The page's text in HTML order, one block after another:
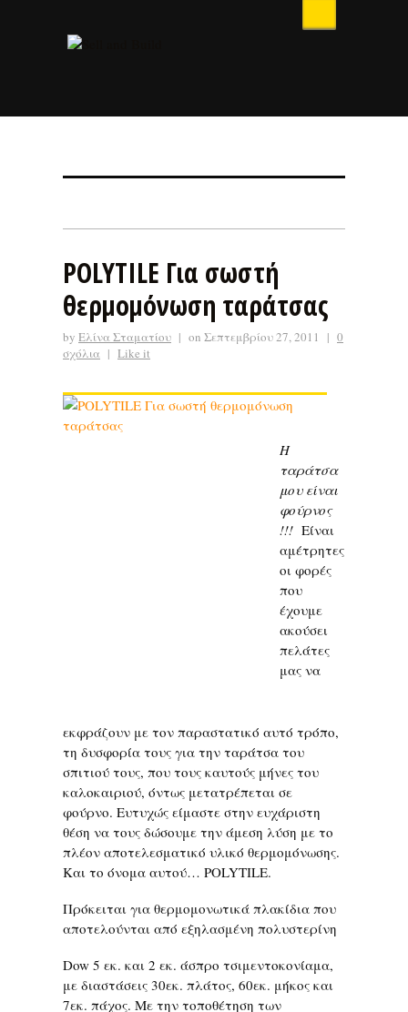
POLYTILE Για σωστή
θερμομόνωση ταράτσας
by Ελίνα Σταματίου | on Σεπτεμβρίου 27, 2011 | 0
σχόλια | Like it
Η
ταράτσα
μου είναι
φούρνος
!!! Είναι
αμέτρητες
οι φορές
που
έχουμε
ακούσει
πελάτες
μας να
εκφράζουν με τον παραστατικό αυτό τρόπο,
τη δυσφορία τους για την ταράτσα του
σπιτιού τους, που τους καυτούς μήνες του
καλοκαιριού, όντως μετατρέπεται σε
φούρνο. Ευτυχώς είμαστε στην ευχάριστη
θέση να τους δώσουμε την άμεση λύση με το
πλέον αποτελεσματικό υλικό θερμομόνωσης.
Και το όνομα αυτού… POLYTILE.
Πρόκειται για θερμομονωτικά πλακίδια που
αποτελούνται από εξηλασμένη πολυστερίνη
Dow 5 εκ. και 2 εκ. άσπρο τσιμεντοκονίαμα,
με διαστάσεις 30εκ. πλάτος, 60εκ. μήκος και
7εκ. πάχος. Με την τοποθέτηση των